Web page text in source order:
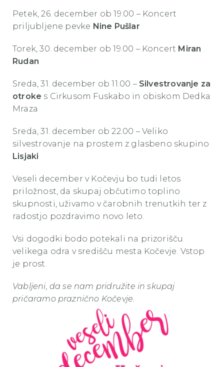
Petek, 26. december ob 19.00 – Koncert
priljubljene pevke Nine Pušlar
Torek, 30. december ob 19.00 – Koncert Miran
Rudan
Sreda, 31. december ob 11.00 – Silvestrovanje za
otroke s Cirkusom Fuskabo in obiskom Dedka
Mraza
Sreda, 31. december ob 22.00 – Veliko
silvestrovanje na prostem z glasbeno skupino
Lisjaki
Veseli december v Kočevju bo tudi letos
priložnost, da skupaj občutimo toplino
skupnosti, uživamo v čarobnih trenutkih ter z
radostjo pozdravimo novo leto.
Vsi dogodki bodo potekali na prizorišču
velikega odra v središču mesta Kočevje. Vstop
je prost.
Vabljeni, da se nam pridružite in skupaj
pričaramo praznično Kočevje.